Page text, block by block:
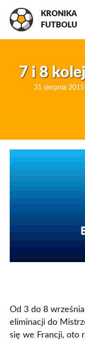
KRONIKA
FUTBOLU
7 i 8
31 sierpnia
Od 3 do 8
eliminacji do
się we Francji, oto